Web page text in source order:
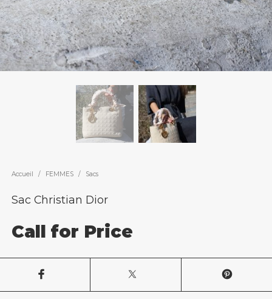
Accueil / FEMMES / Sacs
Sac Christian Dior
Call for Price